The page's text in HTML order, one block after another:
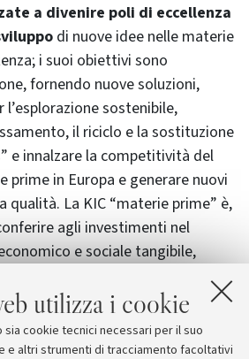
utilizza i cookie
cookie tecnici necessari per il suo
e altri strumenti di tracciamento facoltativi
a divenire poli di eccellenza
di nuove idee nelle materie
i suoi obiettivi sono
fornendo nuove soluzioni,
sostenibile,
il riciclo e la sostituzione
e innalzare la competitività del
in Europa e generare nuovi
qualità. La KIC “materie prime” è,
agli investimenti nel
e sociale tangibile,
e nuove opportunità, sfide
per contribuire alla
La KIC, infine, intende
e la formazione giovanile